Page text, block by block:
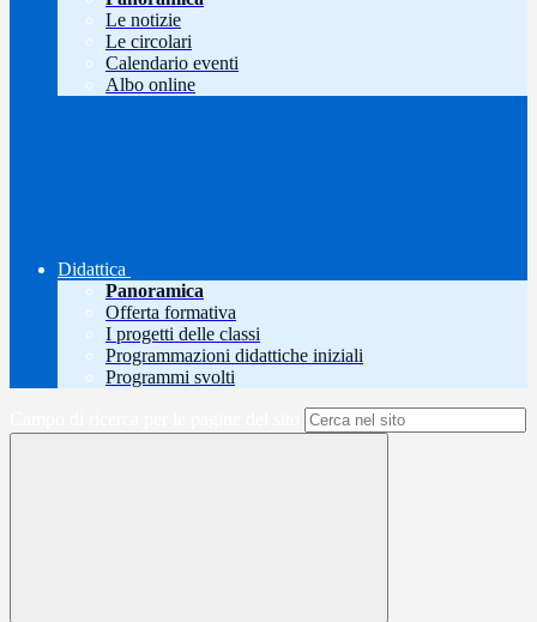
Le notizie
Le circolari
Calendario eventi
Albo online
Didattica
Panoramica
Offerta formativa
I progetti delle classi
Programmazioni didattiche iniziali
Programmi svolti